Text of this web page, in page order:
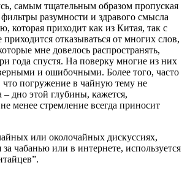
самым тщательным образом пропуская
разумности и здравого смысла
приходит как из Китая, так с
отказываться от многих слов,
мне довелось распространять,
года спустя. На поверку многие из них
и ошибочными. Более того, часто
что погружение в чайную тему не
– дно этой глубины, кажется,
менее стремление всегда приносит
или околочайных дискуссиях,
чабанью или в интернете, используется